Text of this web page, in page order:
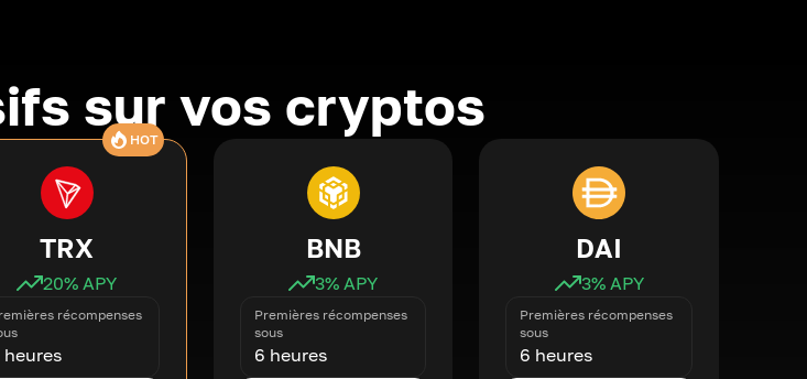
sur vos cryptos
HOT
TRX
20% APY
récompenses
heures
BNB
3% APY
Premières récompenses
sous
6 heures
DAI
3% APY
Premières récompenses
sous
6 heures